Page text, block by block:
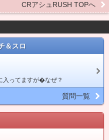
CRアシュRUSH TOPへ
＆スロ
入ってますが�なぜ？
質問一覧